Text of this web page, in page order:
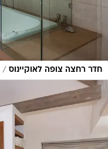
חדר רחצה צופה לאוקיינוס /